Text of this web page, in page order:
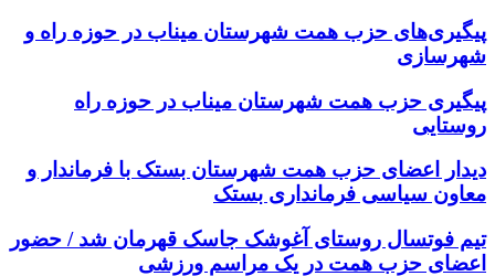
پیگیری‌های حزب همت شهرستان میناب در حوزه راه و
شهرسازی
پیگیری حزب همت شهرستان میناب در حوزه راه
روستایی
دیدار اعضای حزب همت شهرستان بستک با فرماندار و
معاون سیاسی فرمانداری بستک
تیم فوتسال روستای آغوشک جاسک قهرمان شد / حضور
اعضای حزب همت در یک مراسم ورزشی